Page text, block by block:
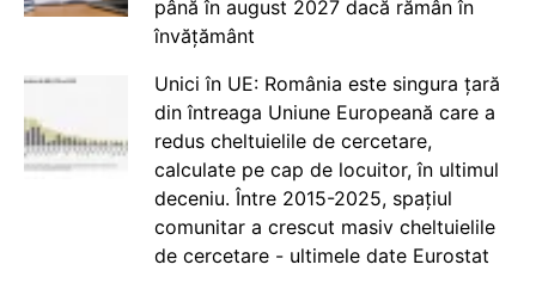
până în august 2027 dacă rămân în
învățământ
Unici în UE: România este singura țară
din întreaga Uniune Europeană care a
redus cheltuielile de cercetare,
calculate pe cap de locuitor, în ultimul
deceniu. Între 2015-2025, spațiul
comunitar a crescut masiv cheltuielile
de cercetare - ultimele date Eurostat